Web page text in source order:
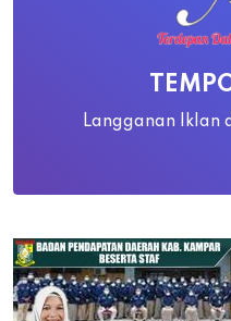
Langganan Iklan